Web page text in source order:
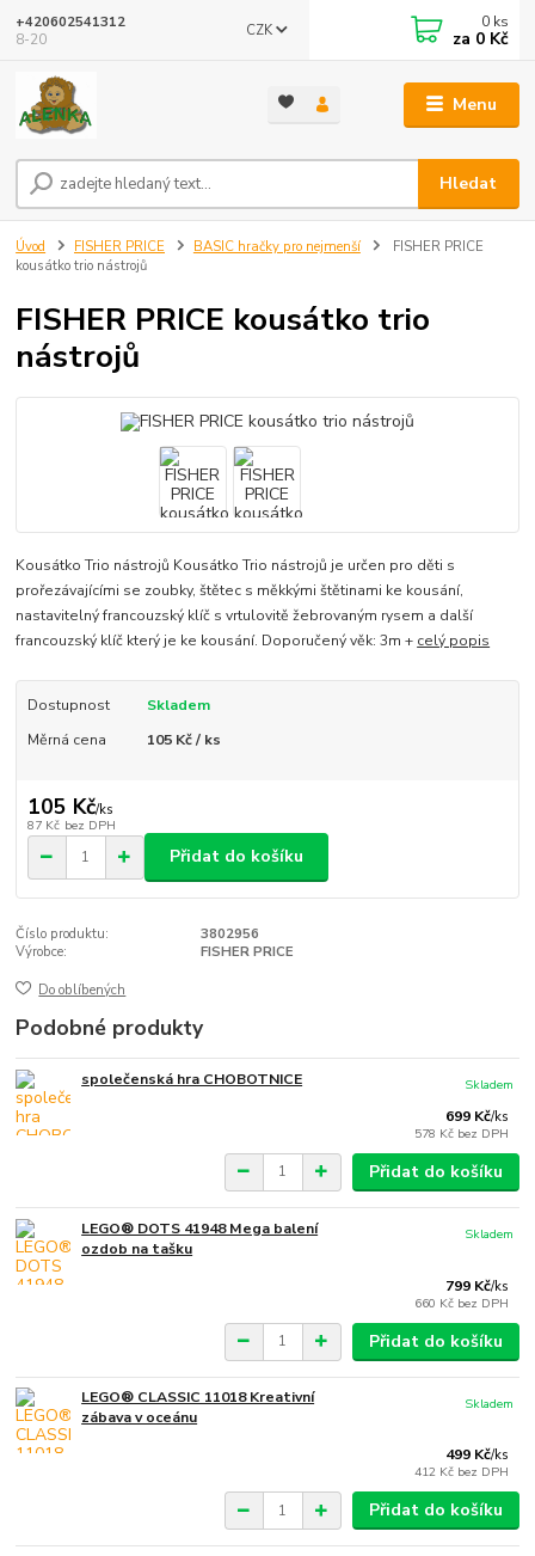
Menu
CZK
Hledat
+420602541312
8-20
0 ks
za 0 Kč
Úvod FISHER PRICE BASIC hračky pro nejmenší
FISHER PRICE
kousátko trio nástrojů
FISHER PRICE kousátko trio
nástrojů
Kousátko Trio nástrojů Kousátko Trio nástrojů je určen pro děti s
prořezávajícími se zoubky, štětec s měkkými štětinami ke kousání,
nastavitelný francouzský klíč s vrtulovitě žebrovaným rysem a další
francouzský klíč který je ke kousání. Doporučený věk: 3m + celý popis
Dostupnost
Skladem
Měrná cena
105 Kč / ks
105 Kč/ks
87 Kč bez DPH
Přidat do košíku
Číslo produktu:
3802956
Výrobce:
FISHER PRICE
Do oblíbených
Podobné produkty
společenská hra CHOBOTNICE
699 Kč/ks
578 Kč bez DPH
Skladem
Přidat do košíku
LEGO® DOTS 41948 Mega balení
ozdob na tašku
799 Kč/ks
660 Kč bez DPH
Skladem
Přidat do košíku
LEGO® CLASSIC 11018 Kreativní
zábava v oceánu
499 Kč/ks
412 Kč bez DPH
Skladem
Přidat do košíku